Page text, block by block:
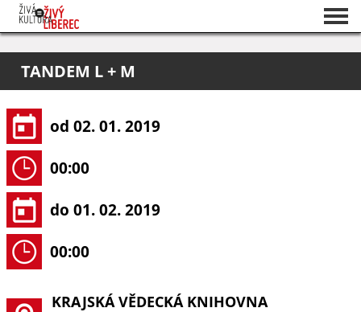
O projektu
Pořadatelé
TANDEM L + M
od 02. 01. 2019
00:00
do 01. 02. 2019
00:00
KRAJSKÁ VĚDECKÁ KNIHOVNA